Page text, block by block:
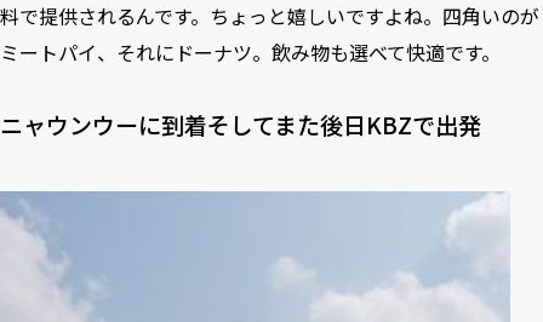
料で提供されるんです。ちょっと嬉しいですよね。四角いのが
ミートパイ、それにドーナツ。飲み物も選べて快適です。
ニャウンウーに到着そしてまた後日KBZで出発